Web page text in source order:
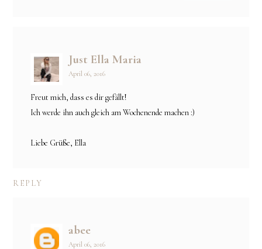
Just Ella Maria
April 06, 2016
Freut mich, dass es dir gefällt!
Ich werde ihn auch gleich am Wochenende machen :)
Liebe Grüße, Ella
REPLY
abee
April 06, 2016